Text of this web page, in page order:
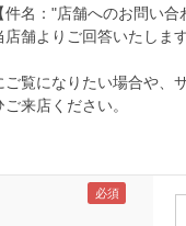
名："店舗へのお問い合
舗よりご回答いたします
ご覧になりたい場合や、
来店ください。